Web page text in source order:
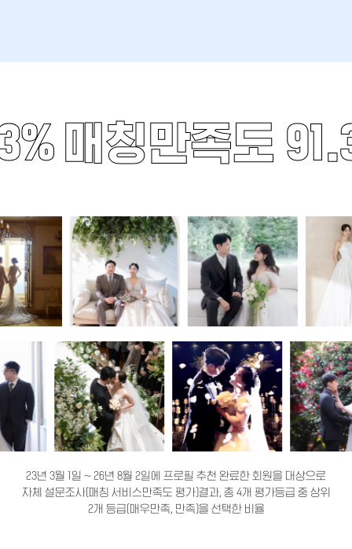
매칭만족도
23년 3월 1일 ~ 26년 8월 2일에 프로필 추천 완료한 회원을 대상으로
자체 설문조사(매칭 서비스만족도 평가)결과, 총 4개 평가등급 중 상위
2개 등급(매우만족, 만족)을 선택한 비율